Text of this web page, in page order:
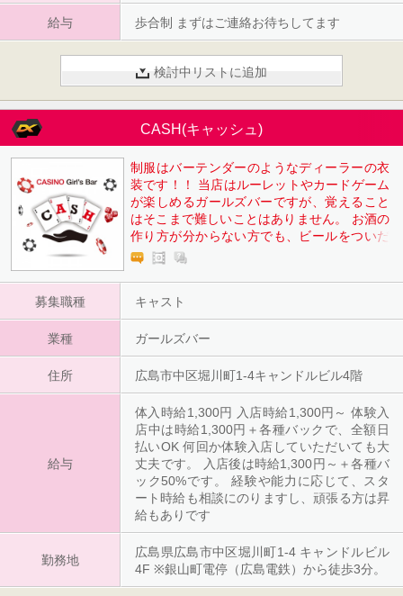
給与 歩合制 まずはご連絡お待ちしてます
検討中リストに追加
CASH(キャッシュ)
制服はバーテンダーのようなディーラーの衣
装です！！ 当店はルーレットやカードゲーム
が楽しめるガールズバーですが、覚えること
はそこまで難しいことはありません。 お酒の
作り方が分からない方でも、ビールをついだ
り、焼酎はハイボールなどもすぐに覚えられ
い
募集職種
キャスト
業種 ガールズバー
住所 広島市中区堀川町1-4キャンドルビル4階
給与
体入時給1,300円 入店時給1,300円～ 体験入
店中は時給1,300円＋各種バックで、全額日
払いOK 何回か体験入店していただいても大
丈夫です。 入店後は時給1,300円～＋各種バ
ック50%です。 経験や能力に応じて、スタ
ート時給も相談にのりますし、頑張る方は昇
給もありです
勤務地
広島県広島市中区堀川町1-4 キャンドルビル
4F ※銀山町電停（広島電鉄）から徒歩3分。